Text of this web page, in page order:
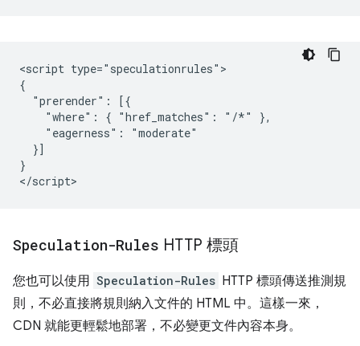
<script type="speculationrules">
{
  "prerender": [{
    "where": { "href_matches": "/*" },
    "eagerness": "moderate"
  }]
}
Speculation-Rules HTTP 標頭
您也可以使用 Speculation-Rules HTTP 標頭傳送推測規
則，不必直接將規則納入文件的 HTML 中。這樣一來，
CDN 就能更輕鬆地部署，不必變更文件內容本身。